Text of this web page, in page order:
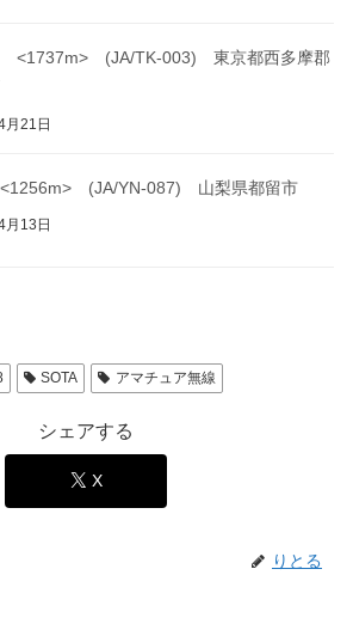
<1737m> (JA/TK-003) 東京都西多摩郡
月21日
(JA/YN-087) 山梨県都留市
月13日
SOTA アマチュア無線
シェアする
X
りとる